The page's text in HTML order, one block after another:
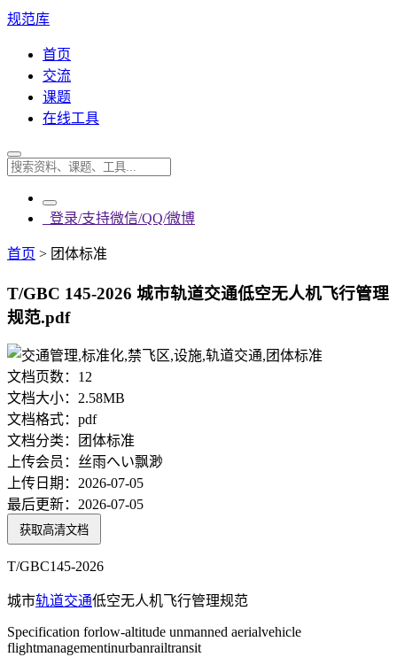
规范库
首页
交流
课题
在线工具
登录/支持微信/QQ/微博
首页 > 团体标准
T/GBC 145-2026 城市轨道交通低空无人机飞行管理
规范.pdf
文档页数： 12
文档大小： 2.58MB
文档格式： pdf
文档分类：
团体标准
上传会员： 丝雨へい飘渺
上传日期： 2026-07-05
最后更新： 2026-07-05
获取高清文档
T/GBC145-2026
城市轨道交通低空无人机飞行管理规范
Specification forlow-altitude unmanned aerialvehicle
flightmanagementinurbanrailtransit